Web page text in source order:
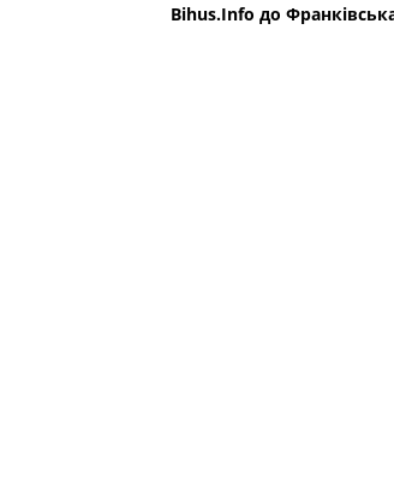
Bihus.Info до